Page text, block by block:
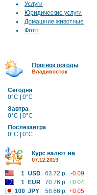
Услуги
Юридические услуги
Домашние животные
Фото
Прогноз погоды
Владивосток
Сегодня
0°C | 0°C
Завтра
0°C | 0°C
Послезавтра
0°C | 0°C
Курс валют на
07.12.2019
1 USD: 63.72 р. -0.09
1
EUR: 70.76 р. +0.04
100 JPY : 58.66 р. +0.05